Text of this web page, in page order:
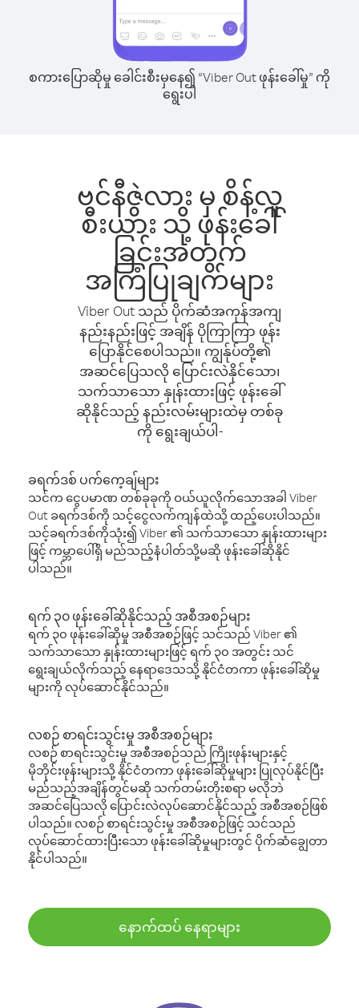
စကားပြောဆိုမှု ခေါင်းစီးမှနေ၍ “Viber Out ဖုန်းခေါ်မှု” ကို
ရွေးပါ
ဗင်နီဇွဲလား မှ စိန့်လူ
စီးယား သို့ ဖုန်းခေါ်
ခြင်းအတွက်
အကြံပြုချက်များ
Viber Out သည် ပိုက်ဆံအကုန်အကျ
နည်းနည်းဖြင့် အချိန် ပိုကြာကြာ ဖုန်း
ပြောနိုင်စေပါသည်။ ကျွန်ုပ်တို့၏
အဆင်ပြေသလို ပြောင်းလဲနိုင်သော၊
သက်သာသော နှုန်းထားဖြင့် ဖုန်းခေါ်
ဆိုနိုင်သည့် နည်းလမ်းများထဲမှ တစ်ခု
ကို ရွေးချယ်ပါ-
ခရက်ဒစ် ပက်ကေ့ချ်များ
သင်က ငွေပမာဏ တစ်ခုခုကို ဝယ်ယူလိုက်သောအခါ Viber
Out ခရက်ဒစ်ကို သင့်ငွေလက်ကျန်ထဲသို့ ထည့်ပေးပါသည်။
သင့်ခရက်ဒစ်ကိုသုံး၍ Viber ၏ သက်သာသော နှုန်းထားများ
ဖြင့် ကမ္ဘာပေါ်ရှိ မည်သည့်နံပါတ်သို့မဆို ဖုန်းခေါ်ဆိုနိုင်
ပါသည်။
ရက် ၃၀ ဖုန်းခေါ်ဆိုနိုင်သည့် အစီအစဉ်များ
ရက် ၃၀ ဖုန်းခေါ်ဆိုမှု အစီအစဉ်ဖြင့် သင်သည် Viber ၏
သက်သာသော နှုန်းထားများဖြင့် ရက် ၃၀ အတွင်း သင်
ရွေးချယ်လိုက်သည့် နေရာဒေသသို့ နိုင်ငံတကာ ဖုန်းခေါ်ဆိုမှု
များကို လုပ်ဆောင်နိုင်သည်။
လစဉ် စာရင်းသွင်းမှု အစီအစဉ်များ
လစဉ် စာရင်းသွင်းမှု အစီအစဉ်သည် ကြိုးဖုန်းများနှင့်
မိုဘိုင်းဖုန်းများသို့ နိုင်ငံတကာ ဖုန်းခေါ်ဆိုမှုများ ပြုလုပ်နိုင်ပြီး
မည်သည့်အချိန်တွင်မဆို သက်တမ်းတိုးစရာ မလိုဘဲ
အဆင်ပြေသလို ပြောင်းလဲလုပ်ဆောင်နိုင်သည့် အစီအစဉ်ဖြစ်
ပါသည်။ လစဉ် စာရင်းသွင်းမှု အစီအစဉ်ဖြင့် သင်သည်
လုပ်ဆောင်ထားပြီးသော ဖုန်းခေါ်ဆိုမှုများတွင် ပိုက်ဆံချွေတာ
နိုင်ပါသည်။
နောက်ထပ် နေရာများ